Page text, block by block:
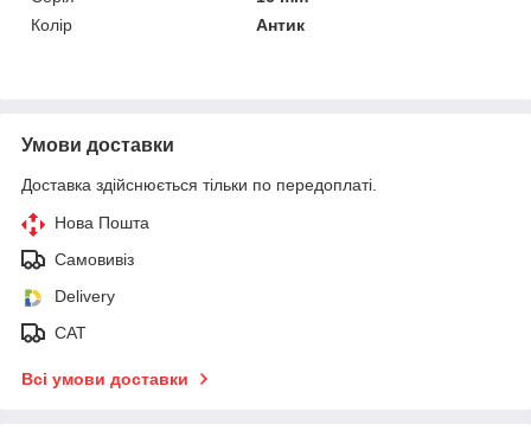
Колір
Антик
Умови доставки
Доставка здійснюється тільки по передоплаті.
Нова Пошта
Самовивіз
Delivery
САТ
Всі умови доставки